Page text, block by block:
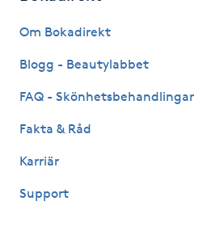
Fransrengöring
Frekvensterapi
Friskvårdsmassage
Om Bokadirekt
Blogg - Beautylabbet
FAQ - Skönhetsbehandlingar
Fakta & Råd
Karriär
Support